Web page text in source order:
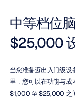
中等档位
$25,000
当您准备迈出入门级设
里，您可以在功能与成
$1,000 至 $25,000 之